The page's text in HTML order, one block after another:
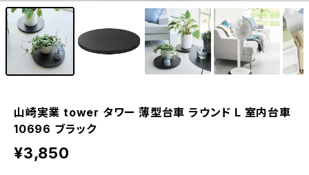
山崎実業 tower タワー 薄型台車 ラウンド L 室内台車
10696 ブラック
¥3,850